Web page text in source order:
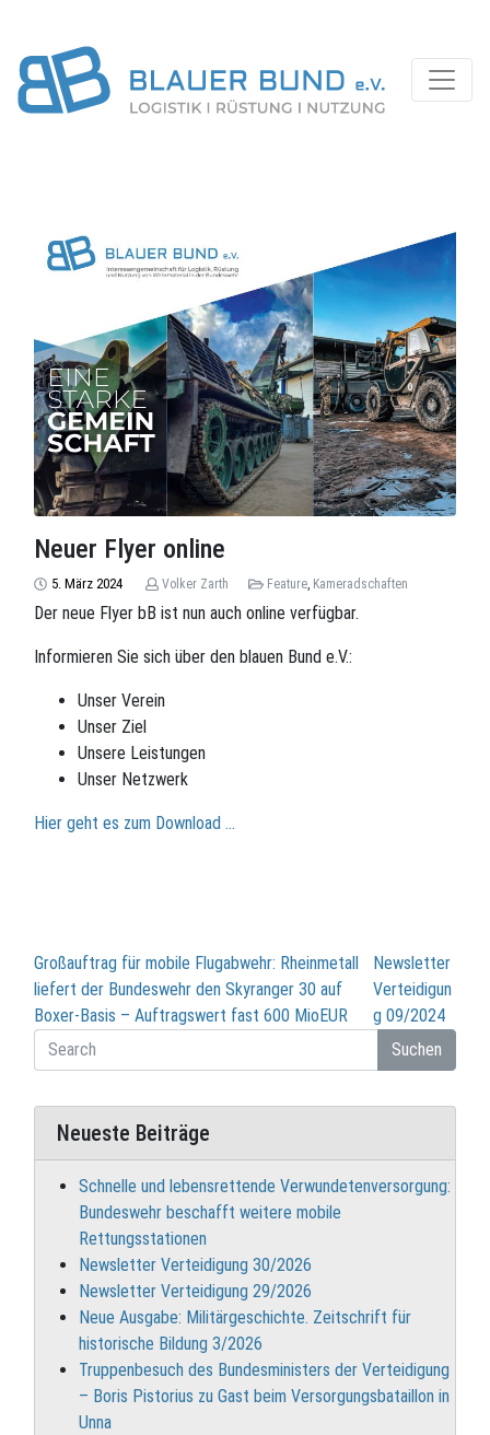
Neuer Flyer online
5. März 2024 Volker Zarth Feature, Kameradschaften
Der neue Flyer bB ist nun auch online verfügbar.
Informieren Sie sich über den blauen Bund e.V.:
Unser Verein
Unser Ziel
Unsere Leistungen
Unser Netzwerk
Hier geht es zum Download …
Beitragsnavigation
Großauftrag für mobile Flugabwehr: Rheinmetall
liefert der Bundeswehr den Skyranger 30 auf
Boxer-Basis – Auftragswert fast 600 MioEUR
Newsletter
Verteidigun
g 09/2024
Suchen
Neueste Beiträge
Schnelle und lebensrettende Verwundetenversorgung:
Bundeswehr beschafft weitere mobile
Rettungsstationen
Newsletter Verteidigung 30/2026
Newsletter Verteidigung 29/2026
Neue Ausgabe: Militärgeschichte. Zeitschrift für
historische Bildung 3/2026
Truppenbesuch des Bundesministers der Verteidigung
– Boris Pistorius zu Gast beim Versorgungsbataillon in
Unna